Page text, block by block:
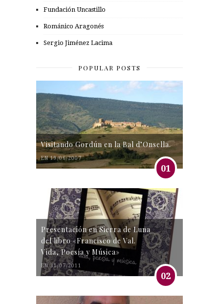
Fundación Uncastillo
Románico Aragonés
Sergio Jiménez Lacima
POPULAR POSTS
Visitando Gordún en la Bal d’Onsella.
EN 19/06/2007
01
Presentación en Sierra de Luna
del libro «Francisco de Val.
Vida, Poesía y Música»
EN 31/07/2011
02